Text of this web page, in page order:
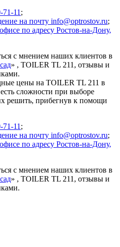
11 ;
на почту info@optrostov.ru;
по адресу Ростов-на-Дону,
с мнением наших клиентов в
» , TOILER TL 211, отзывы и
цены на TOILER TL 211 в
сложности при выборе
решить, прибегнув к помощи
11 ;
на почту info@optrostov.ru;
по адресу Ростов-на-Дону,
с мнением наших клиентов в
» , TOILER TL 211, отзывы и